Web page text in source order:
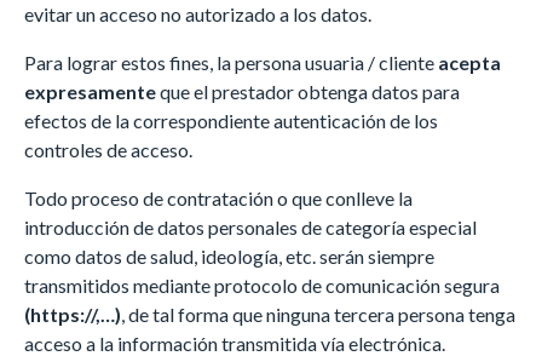
evitar un acceso no autorizado a los datos.
Para lograr estos fines, la persona usuaria / cliente acepta
expresamenteque el prestador obtenga datos para
efectos de la correspondiente autenticación de los
controles de acceso.
Todo proceso de contratación o que conlleve la
introducción de datos personales de categoría especial
como datos de salud, ideología, etc. serán siempre
transmitidos mediante protocolo de comunicación segura
(https://,…), de tal forma que ninguna tercera persona tenga
acceso a la información transmitida vía electrónica.